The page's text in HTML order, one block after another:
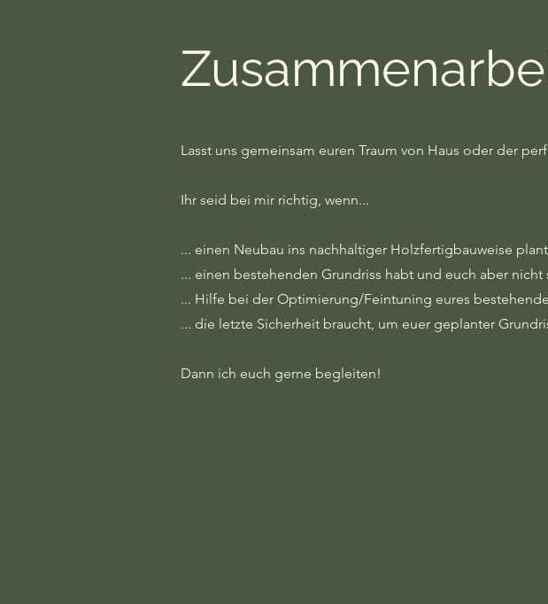
Lasst uns gemeinsam euren Traum von Haus oder der
Ihr seid bei mir richtig, wenn...
... einen Neubau ins nachhaltiger Holzfertigbauweise
... einen bestehenden Grundriss habt und euch aber
... Hilfe bei der Optimierung/Feintuning eures
... die letzte Sicherheit braucht, um euer geplanter
Dann ich euch gerne begleiten!